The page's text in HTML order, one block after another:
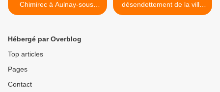
Chimirec à Aulnay-sous-
Bois : 180 emplois en jeu !
désendettement de la ville
d’Aulnay-sous-Bois passe
Hébergé par Overblog
Top articles
Pages
Contact